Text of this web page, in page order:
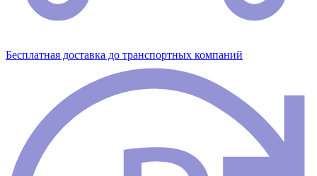
Бесплатная доставка до транспортных компаний